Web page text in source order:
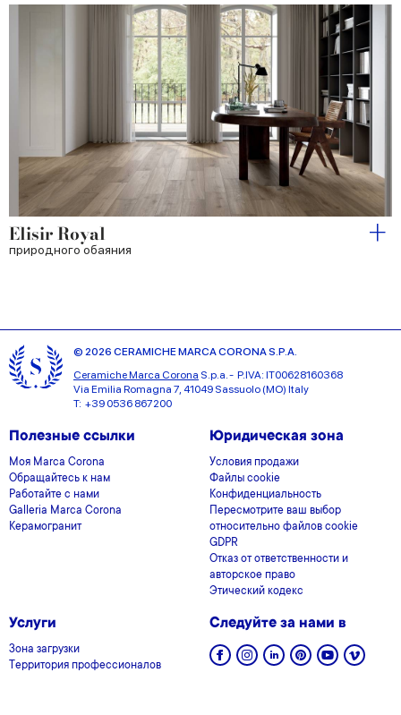
Elisir Royal
природного обаяния
© 2026 CERAMICHE MARCA CORONA S.P.A.
Ceramiche Marca Corona S.p.a. - P.IVA: IT00628160368
Via Emilia Romagna 7, 41049 Sassuolo (MO) Italy
T: +39 0536 867200
Полезные ссылки
Моя Marca Corona
Обращайтесь к нам
Работайте с нами
Galleria Marca Corona
Керамогранит
Юридическая зона
Условия продажи
Файлы cookie
Конфиденциальность
Пересмотрите ваш выбор
относительно файлов cookie
GDPR
Отказ от ответственности и
авторское право
Этический кодекс
Услуги
Зона загрузки
Территория профессионалов
Следуйте за нами в